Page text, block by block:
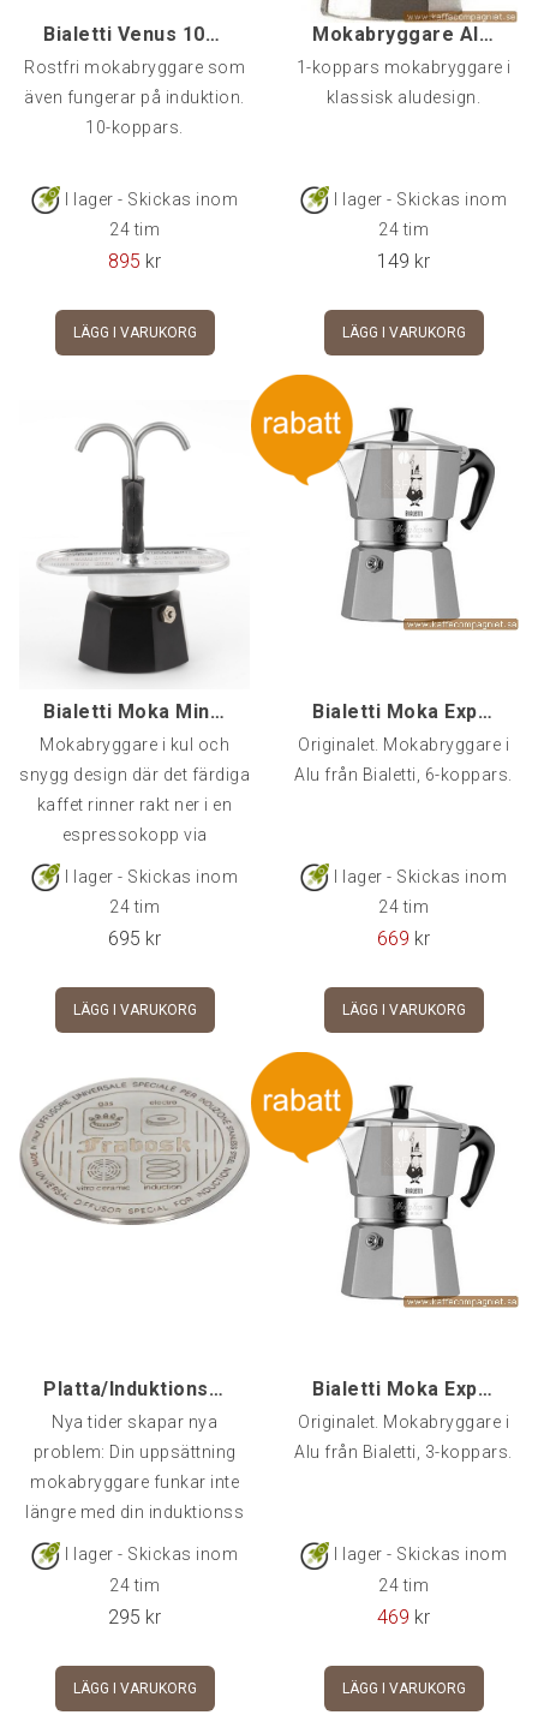
Bialetti Venus 10-koppars
Rostfri mokabryggare som
även fungerar på induktion.
10-koppars.
I lager - Skickas inom
24 tim
895 kr
LÄGG I VARUKORG
Mokabryggare Alu, 1-kopp
1-koppars mokabryggare i
klassisk aludesign.
I lager - Skickas inom
24 tim
149 kr
LÄGG I VARUKORG
Bialetti Moka Mini Express Svart/Alu, 2-kopp
Mokabryggare i kul och
snygg design där det färdiga
kaffet rinner rakt ner i en
espressokopp via
I lager - Skickas inom
24 tim
695 kr
LÄGG I VARUKORG
Bialetti Moka Express, 6-kopp
Originalet. Mokabryggare i
Alu från Bialetti, 6-koppars.
I lager - Skickas inom
24 tim
669 kr
LÄGG I VARUKORG
Platta/Induktionsadapter 12 cm, För äldre mokabryg
Nya tider skapar nya
problem: Din uppsättning
mokabryggare funkar inte
längre med din induktionss
I lager - Skickas inom
24 tim
295 kr
LÄGG I VARUKORG
Bialetti Moka Express, 3-kopp
Originalet. Mokabryggare i
Alu från Bialetti, 3-koppars.
I lager - Skickas inom
24 tim
469 kr
LÄGG I VARUKORG